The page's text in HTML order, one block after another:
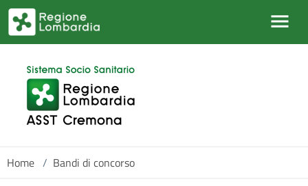
Salta al contenuto principale
Home / Bandi di concorso